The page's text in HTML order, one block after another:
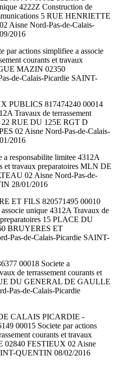
4222Z Construction de
5 RUE HENRIETTE
Aisne Nord-Pas-de-Calais-
2016
par actions simplifiee a associe
courants et travaux
MAZIN 02350
de-Calais-Picardie SAINT-
PUBLICS 817474240 00014
Travaux de terrassement
22 RUE DU 125E RGT D
02 Aisne Nord-Pas-de-Calais-
2016
responsabilite limitee 4312A
et travaux preparatoires MLN DE
02 Aisne Nord-Pas-de-
28/01/2016
ET FILS 820571495 00010
unique 4312A Travaux de
15 PLACE DU
BRUYERES ET
Pas-de-Calais-Picardie SAINT-
00018 Societe a
de terrassement courants et
DU GENERAL DE GAULLE
Pas-de-Calais-Picardie
CALAIS PICARDIE -
00015 Societe par actions
courants et travaux
02840 FESTIEUX 02 Aisne
QUENTIN 08/02/2016